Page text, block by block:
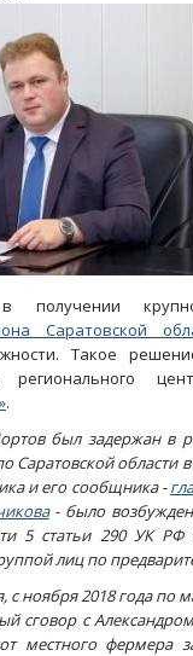
в получении
Саратовской
Такое
регионального
.
был задержан в
Саратовской области
и его сообщника -
- было
5 статьи 290 УК РФ
лиц по
с ноября 2018 года по
сговор с
местного фермера